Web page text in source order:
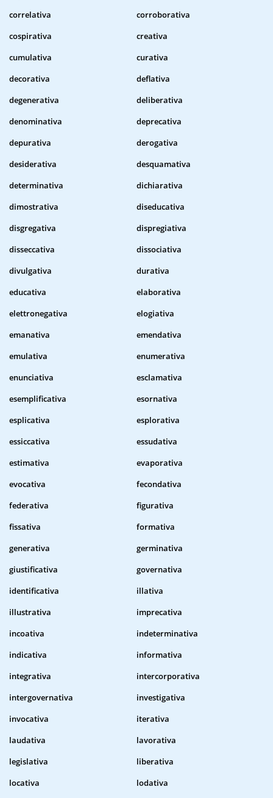
correlativa
corroborativa
cospirativa
creativa
cumulativa
curativa
decorativa
deflativa
degenerativa
deliberativa
denominativa
deprecativa
depurativa
derogativa
desiderativa
desquamativa
determinativa
dichiarativa
dimostrativa
diseducativa
disgregativa
dispregiativa
disseccativa
dissociativa
divulgativa
durativa
educativa
elaborativa
elettronegativa
elogiativa
emanativa
emendativa
emulativa
enumerativa
enunciativa
esclamativa
esemplificativa
esornativa
esplicativa
esplorativa
essiccativa
essudativa
estimativa
evaporativa
evocativa
fecondativa
federativa
figurativa
fissativa
formativa
generativa
germinativa
giustificativa
governativa
identificativa
illativa
illustrativa
imprecativa
incoativa
indeterminativa
indicativa
informativa
integrativa
intercorporativa
intergovernativa
investigativa
invocativa
iterativa
laudativa
lavorativa
legislativa
liberativa
locativa
lodativa